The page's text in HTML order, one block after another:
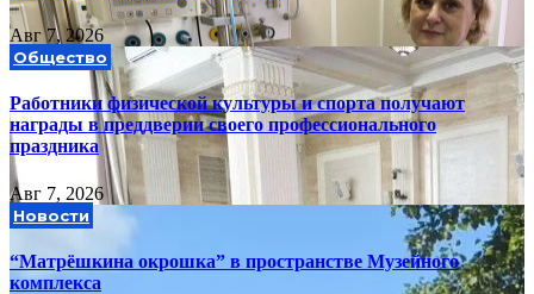
Авг 7, 2026
Общество
Работники физической культуры и спорта получают
награды в преддверии своего профессионального
праздника
Авг 7, 2026
Новости
“Матрёшкина окрошка” в пространстве Музейного
комплекса